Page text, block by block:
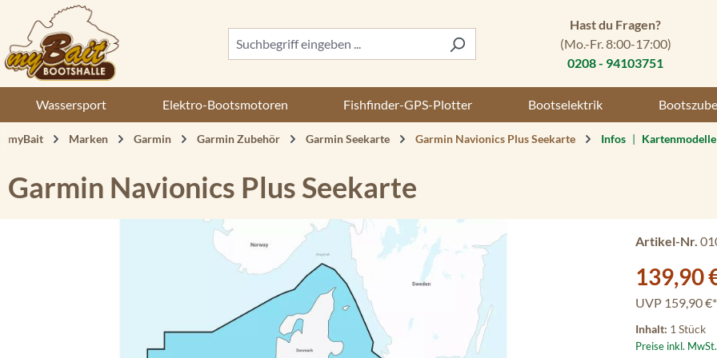
Hauptinhalt springen
Zur Suche springen
Zur Hauptnavigation springen
Hast du Fragen?
(Mo.-Fr. 8:00-17:00)
0208 - 94103751
Wassersport Elektro-Bootsmotoren Fishfinder-GPS-Plotter Bootselektrik
myBait Marken Garmin Garmin Zubehör Garmin Seekarte Garmin Navionics Plus Seekarte Infos | Kartenmodelle
Garmin Navionics Plus Seekarte
Artikel-Nr.
Verkaufspreis:
139,90
UVP 159,90 €*
Inhalt: 1 Stück
Preise inkl.